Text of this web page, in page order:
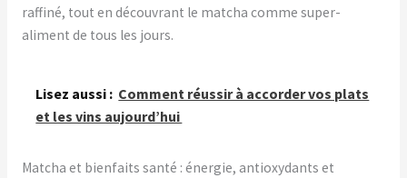
raffiné, tout en découvrant le matcha comme super-
aliment de tous les jours.
Lisez aussi : Comment réussir à accorder vos plats
et les vins aujourd’hui
Matcha et bienfaits santé : énergie, antioxydants et